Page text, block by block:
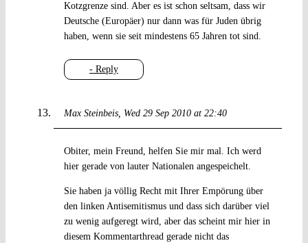
- Reply
Kotzgrenze sind. Aber es ist schon seltsam, dass wir
Deutsche (Europäer) nur dann was für Juden übrig
haben, wenn sie seit mindestens 65 Jahren tot sind.
Max Steinbeis Wed 29 Sep 2010 at 22:40
Obiter, mein Freund, helfen Sie mir mal. Ich werd
hier gerade von lauter Nationalen angespeichelt.
Sie haben ja völlig Recht mit Ihrer Empörung über
den linken Antisemitismus und dass sich darüber viel
zu wenig aufgeregt wird, aber das scheint mir hier in
diesem Kommentarthread gerade nicht das